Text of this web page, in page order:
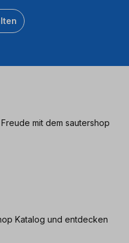
mit dem sautershop
Katalog und entdecken